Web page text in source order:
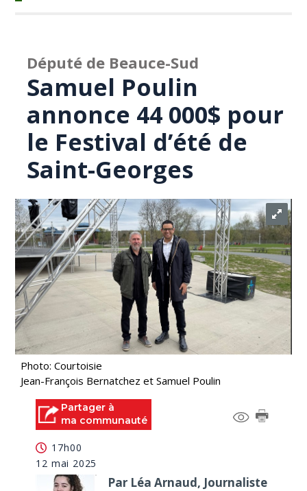
Député de Beauce-Sud
Samuel Poulin
annonce 44 000$ pour
le Festival d’été de
Saint-Georges
Photo: Courtoisie
Jean-François Bernatchez et Samuel Poulin
Partager à
ma communauté
17h00
12 mai 2025
Par Léa Arnaud, Journaliste